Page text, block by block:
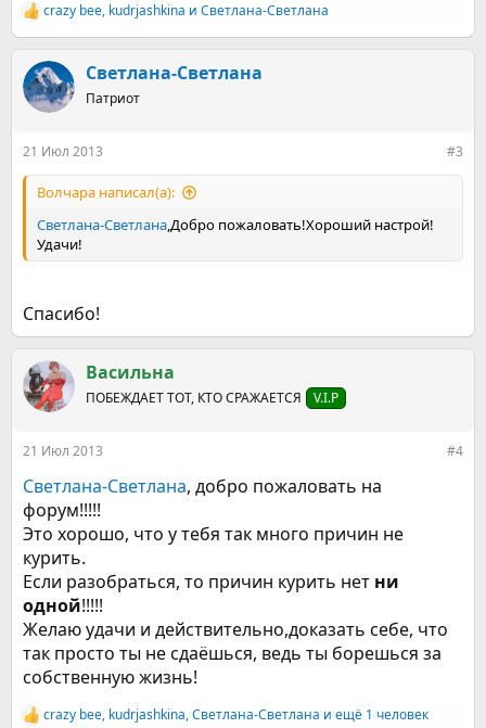
Р
е
к
ц
и
crazy bee, kudrjashkina и Светлана-Светлана
Светлана-Светлана
Патриот
21 Июл 2013 #3
Волчара написал(а):
Светлана-Светлана,Добро пожаловать!Хороший настрой!
Удачи!
Спасибо!
Васильна
ПОБЕЖДАЕТ ТОТ, КТО СРАЖАЕТСЯ V.I.P
21 Июл 2013 #4
Светлана-Светлана, добро пожаловать на
форум!!!!!
Это хорошо, что у тебя так много причин не
курить.
Если разобраться, то причин курить нет ни
одной!!!!!
Желаю удачи и действительно,доказать себе, что
так просто ты не сдаёшься, ведь ты борешься за
собственную жизнь!
Р crazy bee, kudrjashkina,Светлана-Светлана и ещё 1 человек